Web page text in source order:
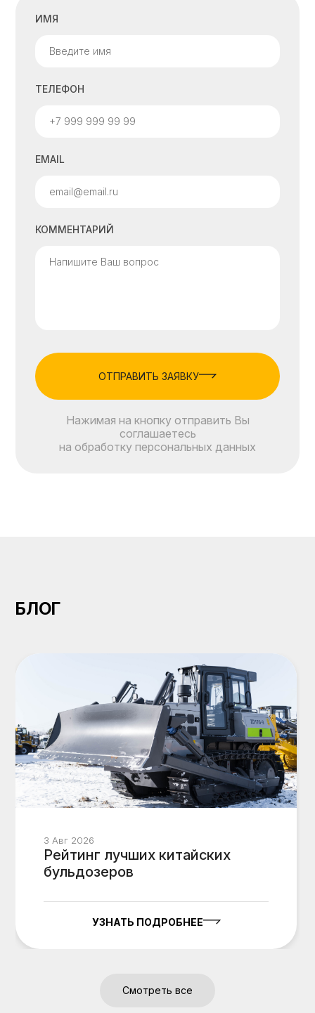
ИМЯ
ТЕЛЕФОН
EMAIL
КОММЕНТАРИЙ
ОТПРАВИТЬ ЗАЯВКУ
Нажимая на кнопку отправить Вы
соглашаетесь
на обработку персональных данных
БЛОГ
3 Авг 2026
Рейтинг лучших китайских
бульдозеров
УЗНАТЬ ПОДРОБНЕЕ
Смотреть все